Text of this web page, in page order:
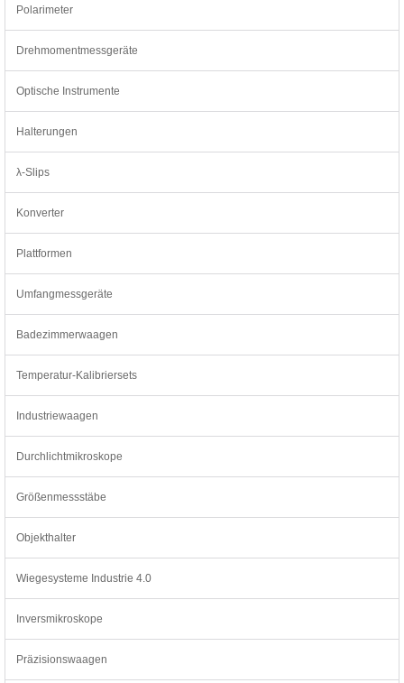
Polarimeter
Drehmomentmessgeräte
Optische Instrumente
Halterungen
λ-Slips
Konverter
Plattformen
Umfangmessgeräte
Badezimmerwaagen
Temperatur-Kalibriersets
Industriewaagen
Durchlichtmikroskope
Größenmessstäbe
Objekthalter
Wiegesysteme Industrie 4.0
Inversmikroskope
Präzisionswaagen